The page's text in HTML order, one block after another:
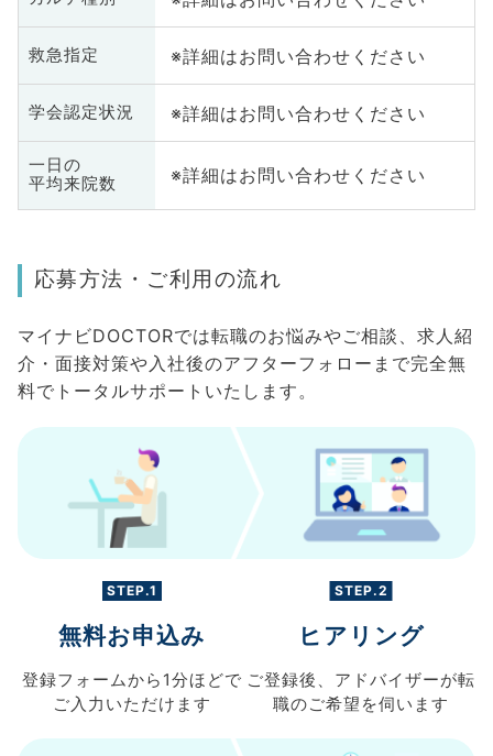
救急指定 ※詳細はお問い合わせください
学会認定状況 ※詳細はお問い合わせください
一日の
平均来院数
※詳細はお問い合わせください
応募方法・ご利用の流れ
マイナビDOCTORでは転職のお悩みやご相談、求人紹
介・面接対策や入社後のアフターフォローまで完全無
料でトータルサポートいたします。
STEP.1
無料お申込み
登録フォームから 1分ほどで
ご入力 いただけます
STEP.2
ヒアリング
ご登録後、 アドバイザーが転
職のご希望を伺います